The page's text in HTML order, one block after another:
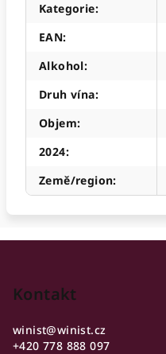
Kategorie:
EAN:
Alkohol:
Druh vína:
Objem:
2024:
Země/region:
Kontakt
winist@winist.cz
+420 778 888 097